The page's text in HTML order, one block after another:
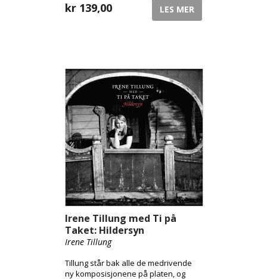
kr 139,00 LES MER
Irene Tillung med Ti på
Taket: Hildersyn
Irene Tillung
Tillung står bak alle de medrivende
ny komposisjonene på platen, og